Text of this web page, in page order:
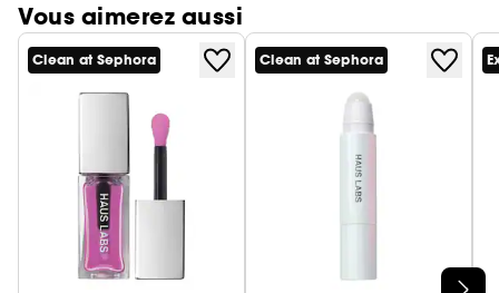
Vous aimerez aussi
Clean at Sephora Clean at Sephora